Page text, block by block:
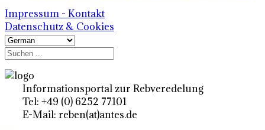
Impressum - Kontakt
Datenschutz & Cookies
Informationsportal zur Rebveredelung
Tel: +49 (0) 6252 77101
E-Mail: reben(at)antes.de